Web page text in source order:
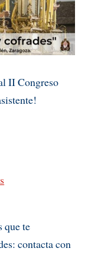
II Congreso
que te
contacta con